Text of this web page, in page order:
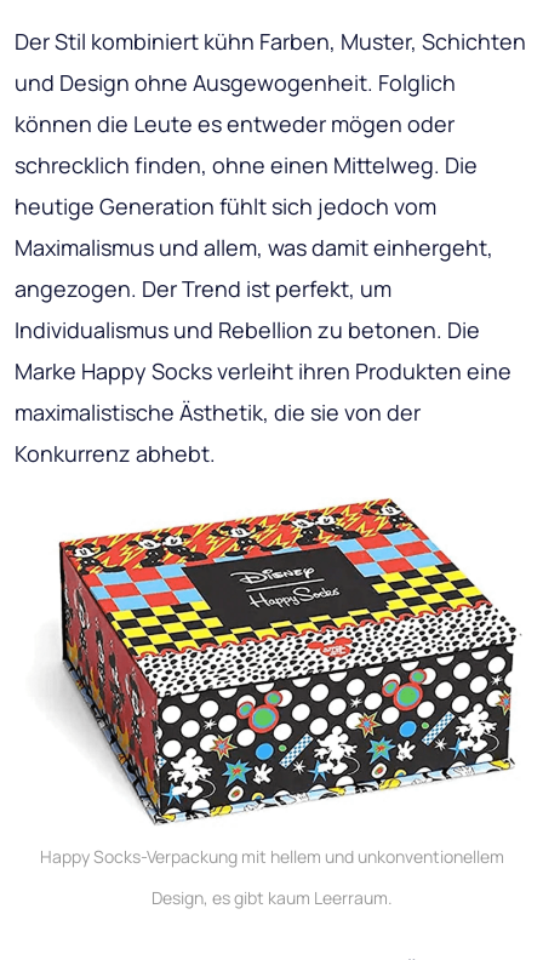
Der Stil kombiniert kühn Farben, Muster, Schichten
und Design ohne Ausgewogenheit. Folglich
können die Leute es entweder mögen oder
schrecklich finden, ohne einen Mittelweg. Die
heutige Generation fühlt sich jedoch vom
Maximalismus und allem, was damit einhergeht,
angezogen. Der Trend ist perfekt, um
Individualismus und Rebellion zu betonen. Die
Marke Happy Socks verleiht ihren Produkten eine
maximalistische Ästhetik, die sie von der
Konkurrenz abhebt.
Happy Socks-Verpackung mit hellem und unkonventionellem
Design, es gibt kaum Leerraum.